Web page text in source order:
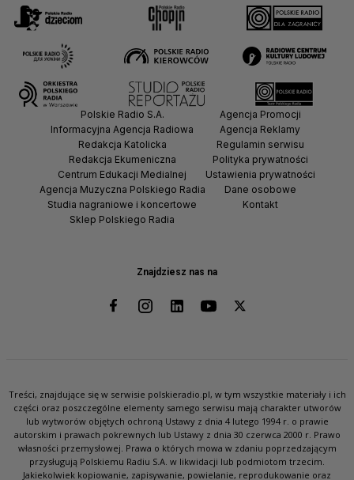
Znajdziesz nas na
Polskie Radio S.A.
Informacyjna Agencja Radiowa
Redakcja Katolicka
Redakcja Ekumeniczna
Centrum Edukacji Medialnej
Agencja Muzyczna Polskiego Radia
Studia nagraniowe i koncertowe
Sklep Polskiego Radia
Agencja Promocji
Agencja Reklamy
Regulamin serwisu
Polityka prywatności
Ustawienia prywatności
Dane osobowe
Kontakt
Treści, znajdujące się w serwisie polskieradio.pl, w tym wszystkie materiały i ich
części oraz poszczególne elementy samego serwisu mają charakter utworów
lub wytworów objętych ochroną Ustawy z dnia 4 lutego 1994 r. o prawie
autorskim i prawach pokrewnych lub Ustawy z dnia 30 czerwca 2000 r. Prawo
własności przemysłowej. Prawa o których mowa w zdaniu poprzedzającym
przysługują Polskiemu Radiu S.A. w likwidacji lub podmiotom trzecim.
Jakiekolwiek kopiowanie, zapisywanie, powielanie, reprodukowanie oraz